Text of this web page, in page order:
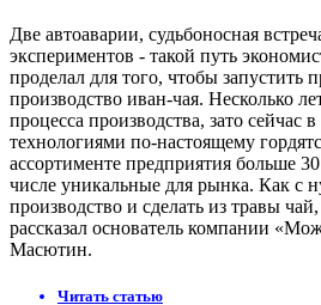
Две автоаварии, судьбоносная
экспериментов - такой путь
проделал для того, чтобы запустить
производство иван-чая. Несколько
процесса производства, зато сейчас
технологиями по-настоящему
ассортименте предприятия больше
числе уникальные для рынка. Как с
производство и сделать из травы
рассказал основатель компании
Масютин.
Читать статью